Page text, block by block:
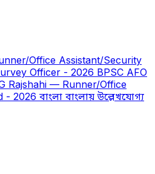
Office Assistant/Security
Officer - 2026 BPSC AFO
Rajshahi — Runner/Office
- 2026 বাংলা বাংলায় উল্লেখযোগ্য